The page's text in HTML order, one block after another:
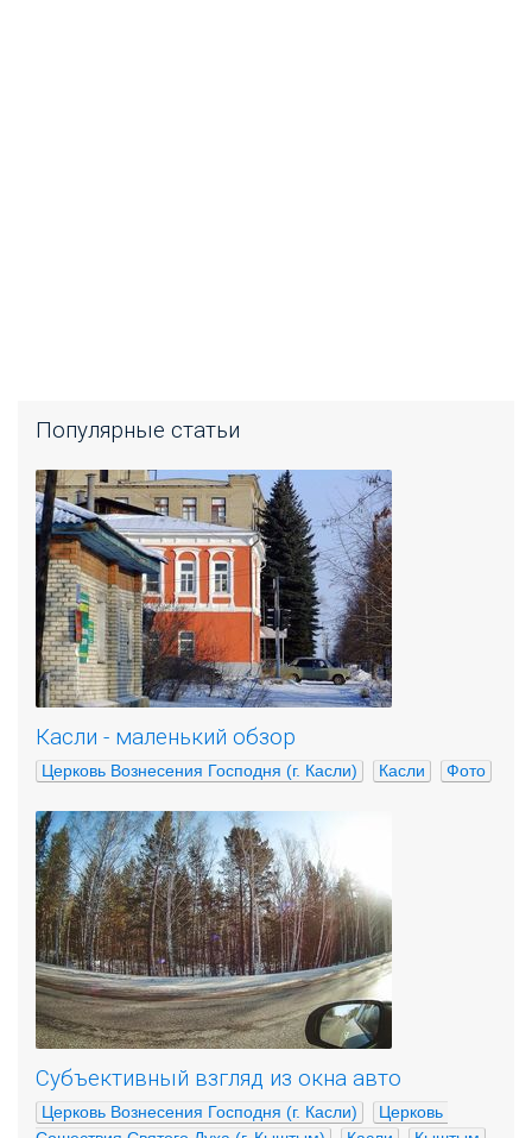
Популярные статьи
Касли - маленький обзор
Церковь Вознесения Господня (г. Касли) Касли Фото
Субъективный взгляд из окна авто
Церковь Вознесения Господня (г. Касли)
Церковь